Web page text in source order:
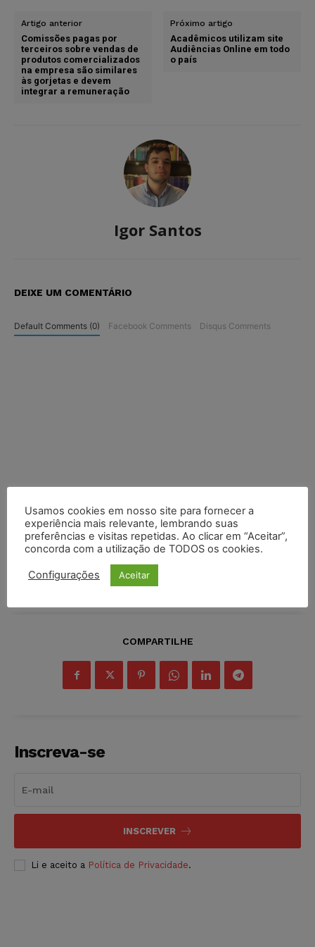
Artigo anterior
Comissões pagas por
terceiros sobre vendas de
produtos comercializados
na empresa são similares
às gorjetas e devem
integrar a remuneração
Próximo artigo
Acadêmicos utilizam site
Audiências Online em todo
o país
Igor Santos
DEIXE UM COMENTÁRIO
Default Comments (0) Facebook Comments Disqus Comments
COMPARTILHE
Inscreva-se
INSCREVER
Li e aceito a Política de Privacidade.
Usamos cookies em nosso site para fornecer a
experiência mais relevante, lembrando suas
preferências e visitas repetidas. Ao clicar em “Aceitar”,
concorda com a utilização de TODOS os cookies.
Configurações Aceitar